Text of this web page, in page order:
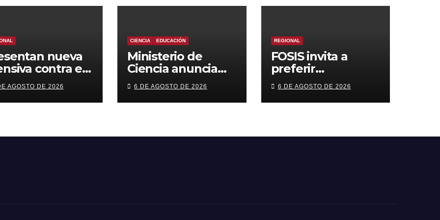
nueva
contra el
más
territorial,
AGOSTO DE 2026
CIENCIA EDUCACIÓN
Ministerio de
Ciencia anuncia
reforma a becas
chile con foco en
áreas estratégicas
6 DE AGOSTO DE 2026
REGIONAL
FOSIS invita a
preferir
emprendimientos
locales para
regalar en el Día
6 DE AGOSTO DE 2026